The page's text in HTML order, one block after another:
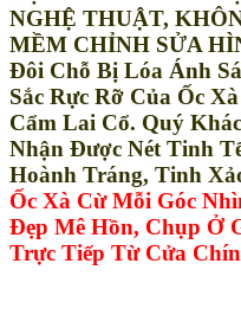
NGHỆ THUẬT,
MỀM CHỈNH SỬA
Đôi Chỗ Bị Lóa Ánh
Sắc Rực Rỡ Của Ốc
Cẩm Lai Cổ. Quý
Nhận Được Nét Tinh
Hoành Tráng, Tinh
Ốc Xà Cừ Mỗi Góc
Đẹp Mê Hồn, Chụp Ở
Trực Tiếp Từ Cửa